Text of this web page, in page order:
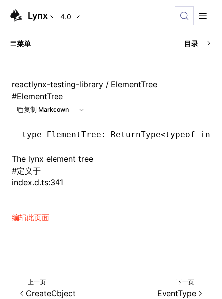
Lynx 4.0
菜单 目录
reactlynx-testing-library / ElementTree
#ElementTree
复制 Markdown
type ElementTree : ReturnType<typeof
The lynx element tree
#定义于
index.d.ts:341
编辑此页面
上一页
CreateObject
下一页
EventType